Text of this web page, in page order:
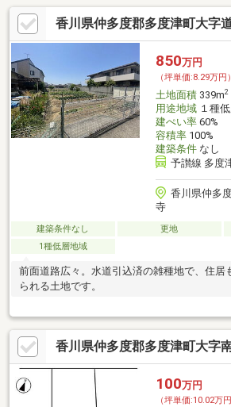
香川県仲多度郡多度津町大字
850万円
（坪単価:8.29万円）
土地面積339m2
用途地域１種
建ぺい率60%
容積率100%
建築条件なし
予讃線 多度
香川県仲多
寺
建築条件なし 更地
1種低層地域
前面道路広々。水道引込済の雑種地で、住居
られる土地です。
香川県仲多度郡多度津町大字
100万円
（坪単価:10.02万円